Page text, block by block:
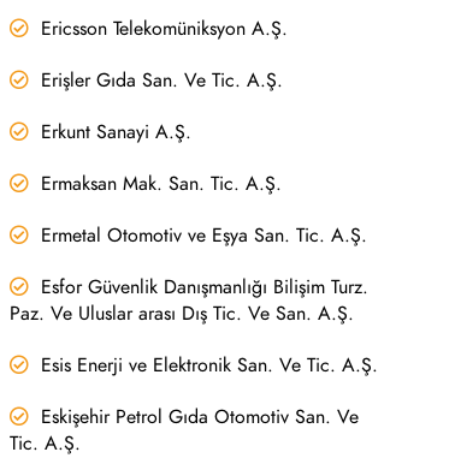
Ericsson Telekomüniksyon A.Ş.
Erişler Gıda San. Ve Tic. A.Ş.
Erkunt Sanayi A.Ş.
Ermaksan Mak. San. Tic. A.Ş.
Ermetal Otomotiv ve Eşya San. Tic. A.Ş.
Esfor Güvenlik Danışmanlığı Bilişim Turz.
Paz. Ve Uluslar arası Dış Tic. Ve San. A.Ş.
Esis Enerji ve Elektronik San. Ve Tic. A.Ş.
Eskişehir Petrol Gıda Otomotiv San. Ve
Tic. A.Ş.